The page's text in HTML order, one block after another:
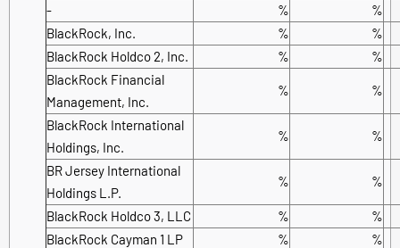
- %
%
BlackRock, Inc.
%
%
BlackRock Holdco 2, Inc.
%
%
BlackRock Financial
Management, Inc.
% %
BlackRock International
Holdings, Inc.
% %
BR Jersey International
Holdings L.P.
% %
BlackRock Holdco 3, LLC %
%
BlackRock Cayman 1 LP
%
%